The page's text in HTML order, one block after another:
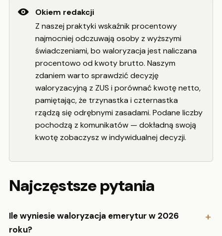
Okiem redakcji
Z naszej praktyki wskaźnik procentowy
najmocniej odczuwają osoby z wyższymi
świadczeniami, bo waloryzacja jest naliczana
procentowo od kwoty brutto. Naszym
zdaniem warto sprawdzić decyzję
waloryzacyjną z ZUS i porównać kwotę netto,
pamiętając, że trzynastka i czternastka
rządzą się odrębnymi zasadami. Podane liczby
pochodzą z komunikatów — dokładną swoją
kwotę zobaczysz w indywidualnej decyzji.
Najczęstsze pytania
Ile wyniesie waloryzacja emerytur w 2026
roku?